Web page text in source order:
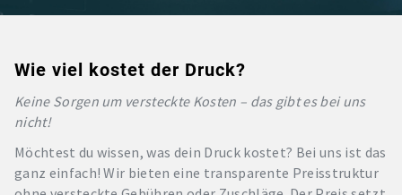
Wie viel kostet der Druck?
Keine Sorgen um versteckte Kosten – das gibt es bei uns
nicht!
Möchtest du wissen, was dein Druck kostet? Bei uns ist das
ganz einfach! Wir bieten eine transparente Preisstruktur